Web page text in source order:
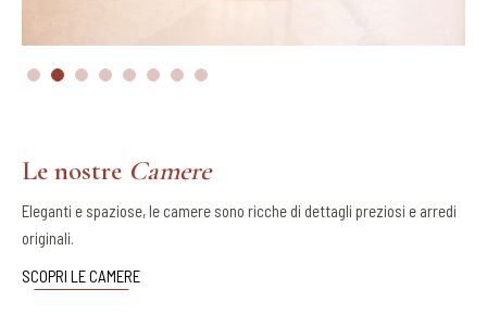
Le nostre Camere
Eleganti e spaziose, le camere sono ricche di dettagli preziosi e arredi
originali.
SCOPRI LE CAMERE